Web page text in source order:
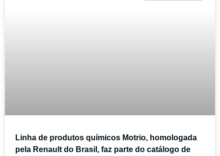
Linha de produtos químicos Motrio, homologada
pela Renault do Brasil, faz parte do catálogo de